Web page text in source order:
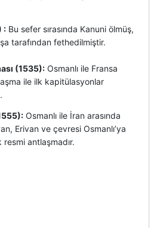
: Bu sefer sırasında Kanuni ölmüş,
tarafından fethedilmiştir.
(1535): Osmanlı ile Fransa
ile ilk kapitülasyonlar
Osmanlı ile İran arasında
Erivan ve çevresi Osmanlı’ya
resmi antlaşmadır.